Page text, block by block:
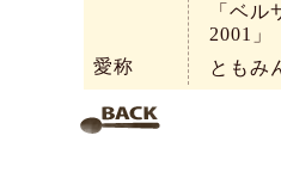
「ベル
2001」
愛称
ともみ